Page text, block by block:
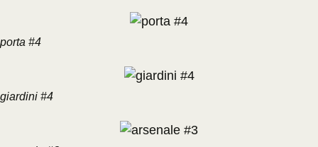
porta #4
giardini #4